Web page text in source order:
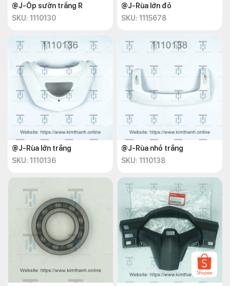
@J-Ốp sườn trắng R
SKU: 1110130
@J-Rùa lớn đỏ
SKU: 1115678
@J-Rùa lớn trắng
SKU: 1110136
@J-Rùa nhỏ trắng
SKU: 1110138